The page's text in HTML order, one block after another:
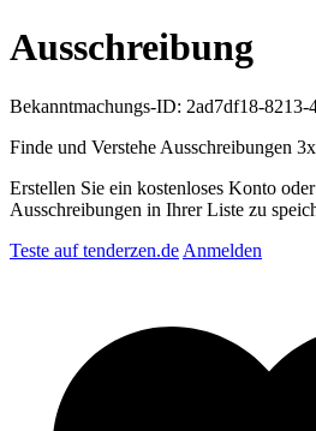
Ausschreibung
Bekanntmachungs-ID: 2ad7df18-8213-
Finde und Verstehe Ausschreibungen
Erstellen Sie ein kostenloses Konto
Ausschreibungen in Ihrer Liste zu
Teste auf tenderzen.de Anmelden